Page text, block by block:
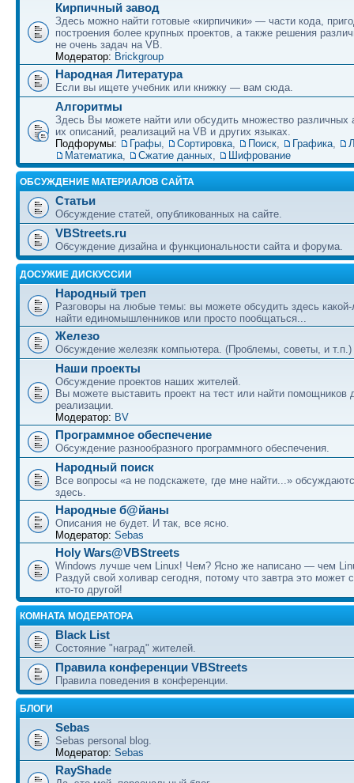
Кирпичный завод
Здесь можно найти готовые «кирпичики» — части кода,
построения более крупных проектов, а также решения
не очень задач на VB.
Модератор: Brickgroup
Народная Литература
Если вы ищете учебник или книжку — вам сюда.
Алгоритмы
Здесь Вы можете найти или обсудить множество различных
их описаний, реализаций на VB и других языках.
Подфорумы:
Графы, Сортировка, Поиск, Графика,
Математика, Сжатие данных, Шифрование
ОБСУЖДЕНИЕ МАТЕРИАЛОВ САЙТА
Статьи
Обсуждение статей, опубликованных на сайте.
VBStreets.ru
Обсуждение дизайна и функциональности сайта и форума.
ДОСУЖИЕ ДИСКУССИИ
Народный треп
Разговоры на любые темы: вы можете обсудить здесь какой-
найти единомышленников или просто пообщаться...
Железо
Обсуждение железяк компьютера. (Проблемы, советы, и т.п.)
Наши проекты
Обсуждение проектов наших жителей.
Вы можете выставить проект на тест или найти помощников
реализации.
Модератор: BV
Программное обеспечение
Обсуждение разнообразного программного обеспечения.
Народный поиск
Все вопросы «а не подскажете, где мне найти...»
здесь.
Народные б@йаны
Описания не будет. И так, все ясно.
Модератор: Sebas
Holy Wars@VBStreets
Windows лучше чем Linux! Чем? Ясно же написано — чем
Раздуй свой холивар сегодня, потому что завтра это может
кто-то другой!
КОМНАТА МОДЕРАТОРА
Black List
Состояние "наград" жителей.
Правила конференции VBStreets
Правила поведения в конференции.
БЛОГИ
Sebas
Sebas personal blog.
Модератор: Sebas
RayShade